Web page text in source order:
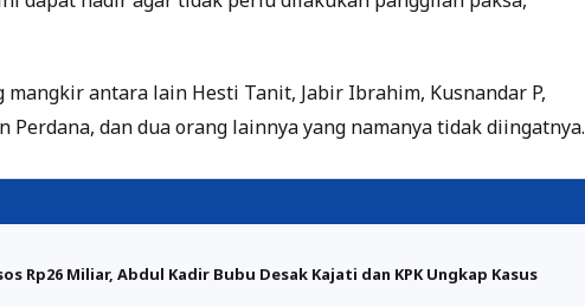
antara lain Hesti Tanit, Jabir Ibrahim, Kusnandar P,
Perdana, dan dua orang lainnya yang namanya tidak diingatnya.
Rp26 Miliar, Abdul Kadir Bubu Desak Kajati dan KPK Ungkap Kasus